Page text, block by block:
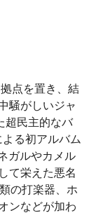
点を置き、結
騒がしいジャ
超民主的なバ
る初アルバム
ガルやカメル
て栄えた悪名
の打楽器、ホ
ンなどが加わ